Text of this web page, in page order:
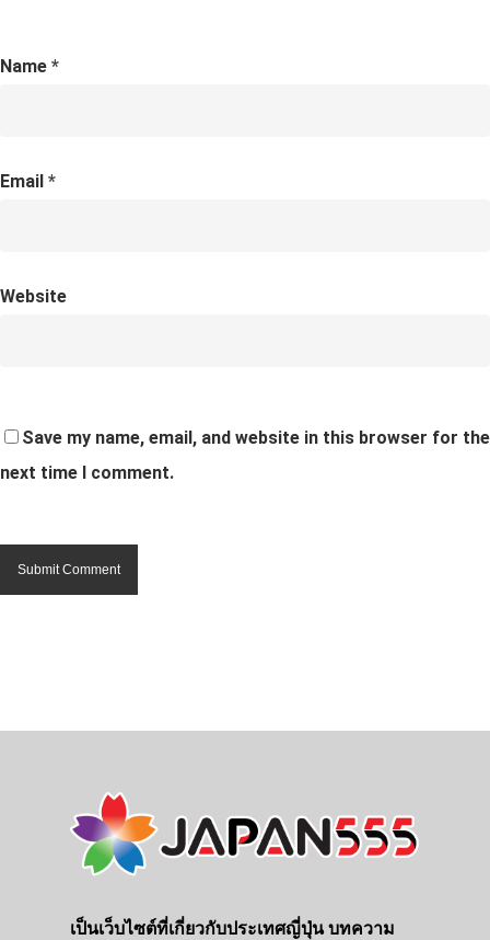
Name *
Email *
Website
Save my name, email, and website in this browser for the
next time I comment.
เป็นเว็บไซต์ที่เกี่ยวกับประเทศญี่ปุ่น บทความ